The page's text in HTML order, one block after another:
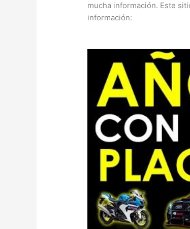
mucha información. Este
información: